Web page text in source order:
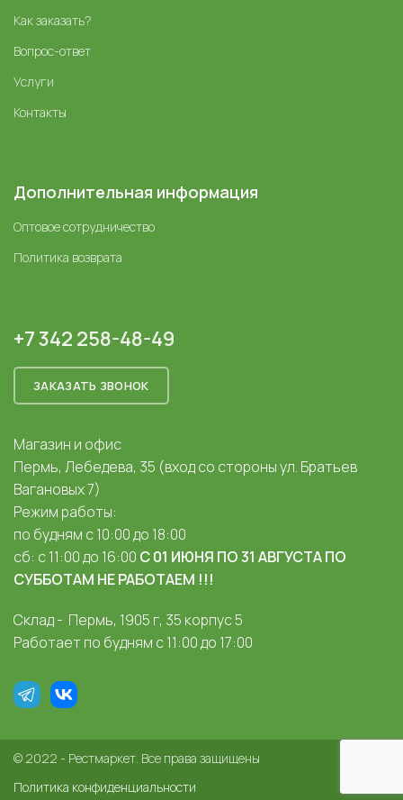
Как заказать?
Вопрос-ответ
Услуги
Контакты
Дополнительная информация
Оптовое сотрудничество
Политика возврата
+7 342 258-48-49
ЗАКАЗАТЬ ЗВОНОК
Магазин и офис
Пермь, Лебедева, 35 (вход со стороны ул. Братьев
Вагановых 7)
Режим работы:
по будням с 10:00 до 18:00
сб: с 11:00 до 16:00 С 01 ИЮНЯ ПО 31 АВГУСТА ПО
СУББОТАМ НЕ РАБОТАЕМ !!!
Склад - Пермь, 1905 г, 35 корпус 5
Работает по будням с 11:00 до 17:00
© 2022 - Рестмаркет. Все права защищены
Политика конфиденциальности